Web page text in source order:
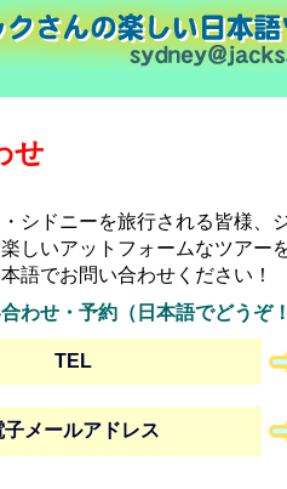
せ
シドニーを旅行される皆様、
しいアットフォームなツアー
語でお問い合わせください！
わせ・予約（日本語でどうぞ
TEL
子メールアドレス